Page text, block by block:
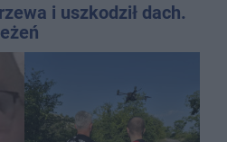
i uszkodził dach.